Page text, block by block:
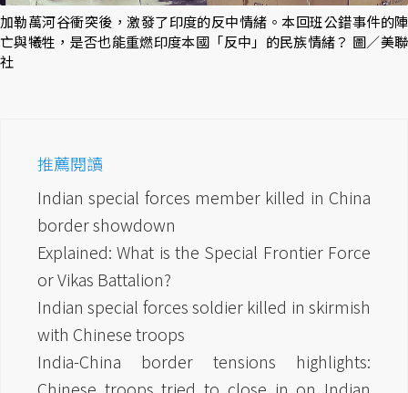
加勒萬河谷衝突後，激發了印度的反中情緒。本回班公錯事件的陣
亡與犧牲，是否也能重燃印度本國「反中」的民族情緒？ 圖／美聯
社
推薦閱讀
Indian special forces member killed in China
border showdown
Explained: What is the Special Frontier Force
or Vikas Battalion?
Indian special forces soldier killed in skirmish
with Chinese troops
India-China border tensions highlights:
Chinese troops tried to close in on Indian